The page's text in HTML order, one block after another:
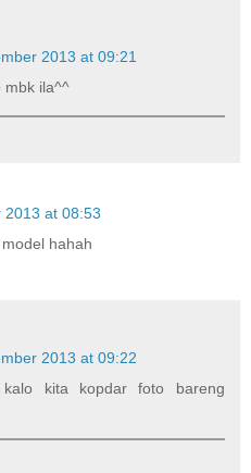
2013 at 09:21
mbk ila^^
2013 at 08:53
hahah
2013 at 09:22
kalo kita kopdar foto bareng